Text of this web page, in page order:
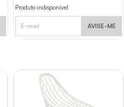
Produto indisponível
AVISE-ME